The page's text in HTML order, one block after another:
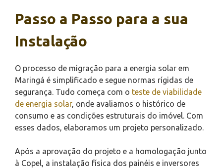
Passo a Passo para a sua
Instalação
O processo de migração para a energia solar em
Maringá é simplificado e segue normas rígidas de
segurança. Tudo começa com o teste de viabilidade
de energia solar, onde avaliamos o histórico de
consumo e as condições estruturais do imóvel. Com
esses dados, elaboramos um projeto personalizado.
Após a aprovação do projeto e a homologação junto
à Copel, a instalação física dos painéis e inversores